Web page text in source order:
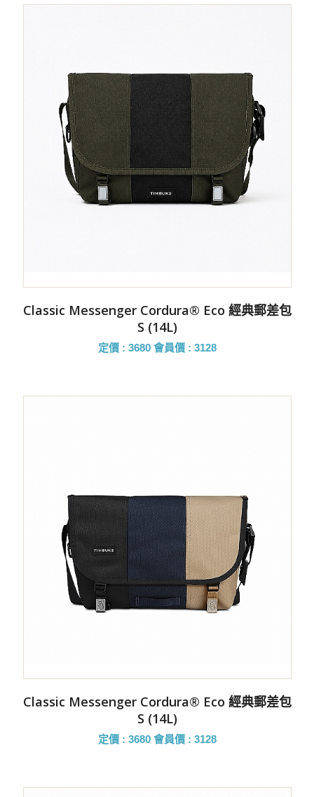
Classic Messenger Cordura® Eco 經典郵差包
S (14L)
定價 : 3680 會員價 : 3128
Classic Messenger Cordura® Eco 經典郵差包
S (14L)
定價 : 3680 會員價 : 3128